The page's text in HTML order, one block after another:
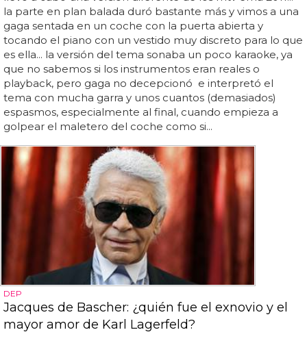
la parte en plan balada duró bastante más y vimos a una
gaga sentada en un coche con la puerta abierta y
tocando el piano con un vestido muy discreto para lo que
es ella... la versión del tema sonaba un poco karaoke, ya
que no sabemos si los instrumentos eran reales o
playback, pero gaga no decepcionó e interpretó el
tema con mucha garra y unos cuantos (demasiados)
espasmos, especialmente al final, cuando empieza a
golpear el maletero del coche como si...
DEP
Jacques de Bascher: ¿quién fue el exnovio y el
mayor amor de Karl Lagerfeld?